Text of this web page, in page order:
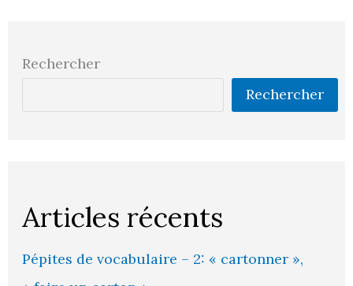
Rechercher
Rechercher
Articles récents
Pépites de vocabulaire – 2: « cartonner »,